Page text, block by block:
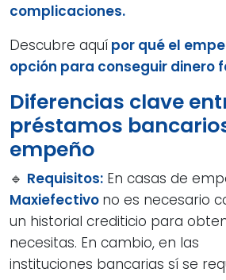
complicaciones.
Descubre aquí por qué el
opción para conseguir dinero
Diferencias clave
préstamos
empeño
🔹 Requisitos: En casas de
Maxiefectivo no es necesario
un historial crediticio para
necesitas. En cambio, en las
instituciones bancarias sí se